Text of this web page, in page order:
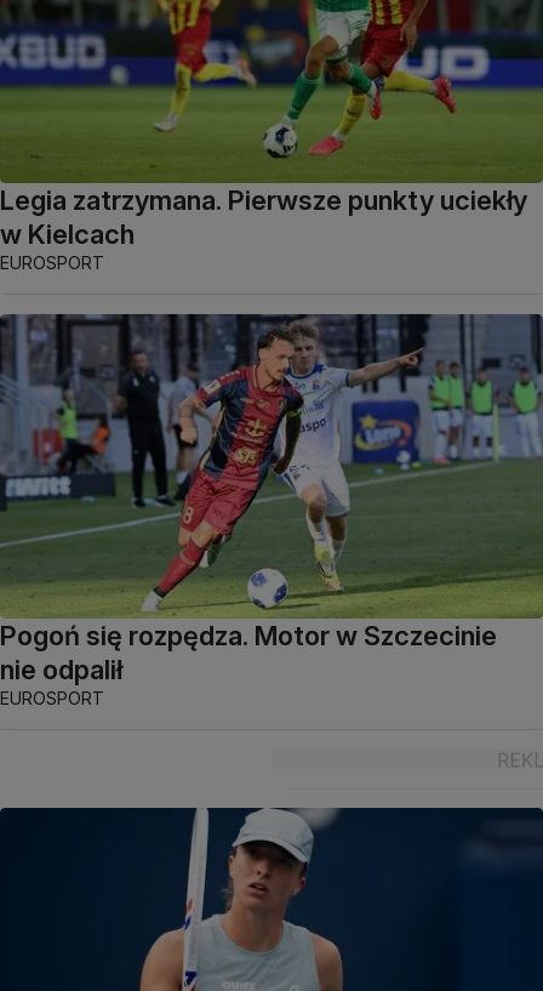
Legia zatrzymana. Pierwsze punkty uciekły
w Kielcach
EUROSPORT
Pogoń się rozpędza. Motor w Szczecinie
nie odpalił
EUROSPORT